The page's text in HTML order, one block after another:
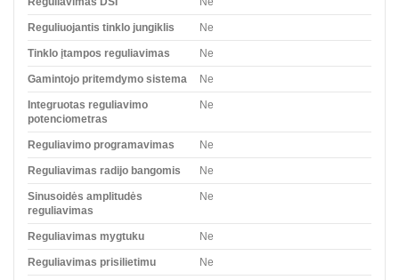
Reguliuojantis tinklo jungiklis Ne
Tinklo įtampos reguliavimas Ne
Gamintojo pritemdymo sistema Ne
Integruotas reguliavimo
potenciometras
Ne
Reguliavimo programavimas Ne
Reguliavimas radijo bangomis Ne
Sinusoidės amplitudės
reguliavimas
Ne
Reguliavimas mygtuku Ne
Reguliavimas prisilietimu Ne